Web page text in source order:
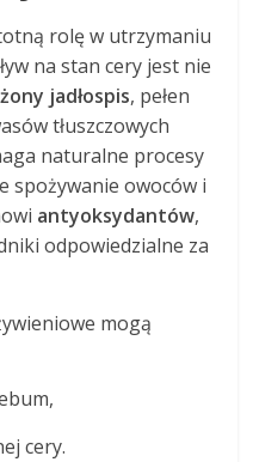
rolę w utrzymaniu
na stan cery jest nie
jadłospis, pełen
tłuszczowych
naturalne procesy
spożywanie owoców i
antyoksydantów,
odpowiedzialne za
mogą
cery.